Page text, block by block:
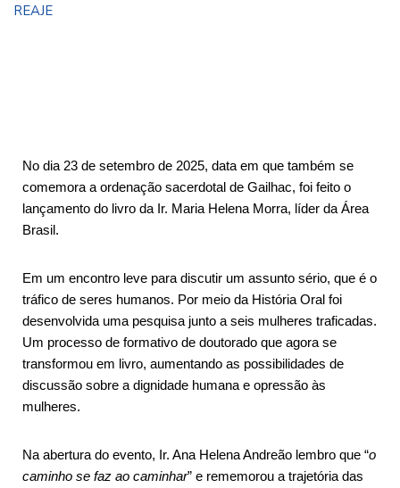
REAJE
No dia 23 de setembro de 2025, data em que também se
comemora a ordenação sacerdotal de Gailhac, foi feito o
lançamento do livro da Ir. Maria Helena Morra, líder da Área
Brasil.
Em um encontro leve para discutir um assunto sério, que é o
tráfico de seres humanos. Por meio da História Oral foi
desenvolvida uma pesquisa junto a seis mulheres traficadas.
Um processo de formativo de doutorado que agora se
transformou em livro, aumentando as possibilidades de
discussão sobre a dignidade humana e opressão às
mulheres.
Na abertura do evento, Ir. Ana Helena Andreão lembro que “o
caminho se faz ao caminhar” e rememorou a trajetória das